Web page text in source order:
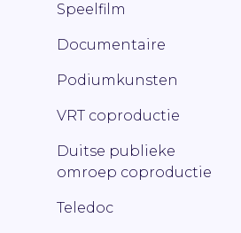
Speelfilm
Documentaire
Podiumkunsten
VRT coproductie
Duitse publieke
omroep coproductie
Teledoc